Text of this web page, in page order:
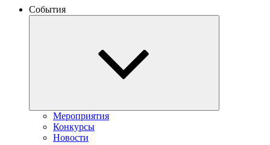
События
Мероприятия
Конкурсы
Новости